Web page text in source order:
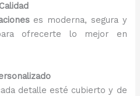
es moderna, segura y
ofrecerte lo mejor en
detalle esté cubierto y de